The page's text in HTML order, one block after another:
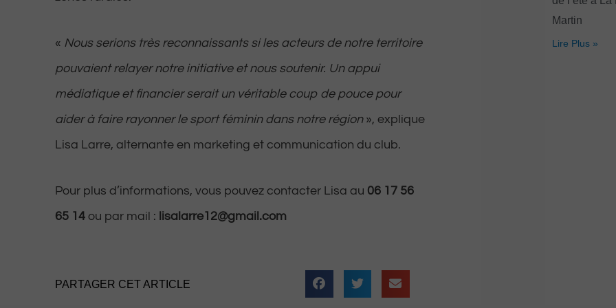
« Nous serions très reconnaissants si les acteurs de notre territoire
pouvaient relayer notre initiative et nous soutenir. Un appui
médiatique et financier serait un véritable coup de pouce pour
aider à faire rayonner le sport féminin dans notre région», explique
Lisa Larre, alternante en marketing et communication du club.
Pour plus d’informations, vous pouvez contacter Lisa au 06 17 56
65 14 ou par mail : lisalarre12@gmail.com
PARTAGER CET ARTICLE
Martin
Lire Plus »